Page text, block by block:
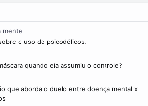
mente
o uso de psicodélicos.
quando ela assumiu o controle?
que aborda o duelo entre doença mental x